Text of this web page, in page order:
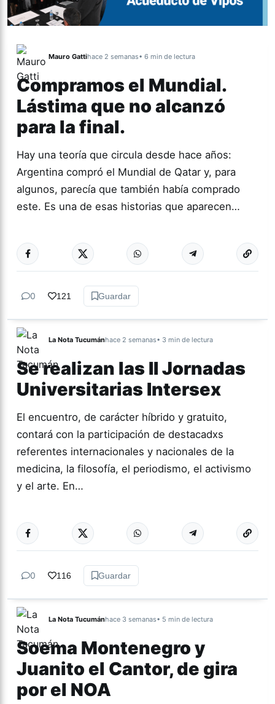
Mauro Gattihace 2 semanas• 6 min de lectura
Compramos el Mundial.
Lástima que no alcanzó
para la final.
Hay una teoría que circula desde hace años:
Argentina compró el Mundial de Qatar y, para
algunos, parecía que también había comprado
este. Es una de esas historias que aparecen…
ACTUALIDAD Más
0 121 Guardar
La Nota Tucumánhace 2 semanas• 3 min de lectura
Se realizan las II Jornadas
Universitarias Intersex
El encuentro, de carácter híbrido y gratuito,
contará con la participación de destacadxs
referentes internacionales y nacionales de la
medicina, la filosofía, el periodismo, el activismo
y el arte. En…
GÉNERO Y
DIVERSIDAD
Más
0 116 Guardar
La Nota Tucumánhace 3 semanas• 5 min de lectura
Soema Montenegro y
Juanito el Cantor, de gira
por el NOA